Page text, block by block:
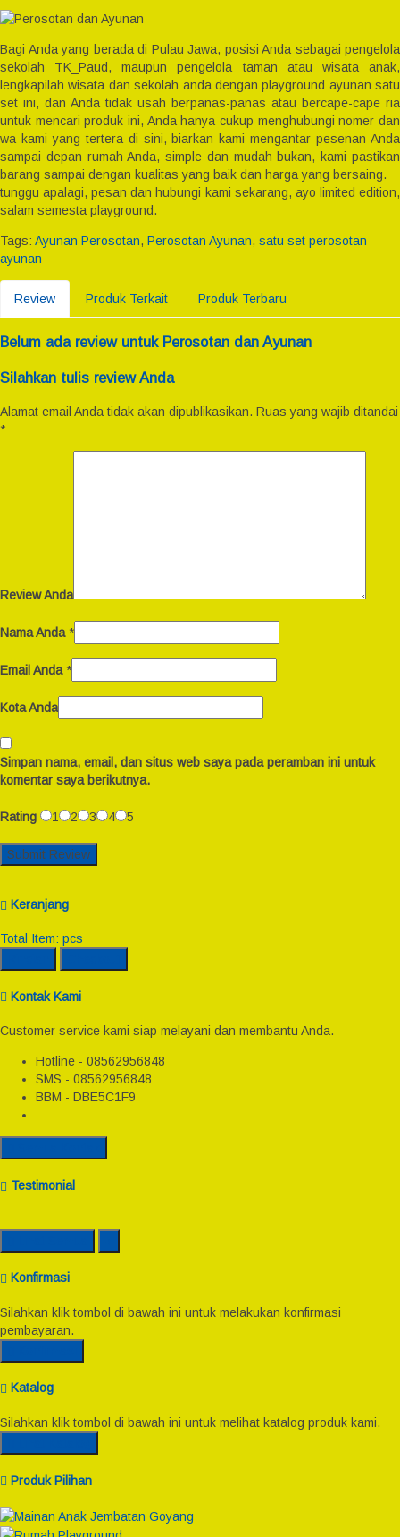
Bagi Anda yang berada di Pulau Jawa, posisi Anda sebagai pengelola
sekolah TK_Paud, maupun pengelola taman atau wisata anak,
lengkapilah wisata dan sekolah anda dengan playground ayunan satu
set ini, dan Anda tidak usah berpanas-panas atau bercape-cape ria
untuk mencari produk ini, Anda hanya cukup menghubungi nomer dan
wa kami yang tertera di sini, biarkan kami mengantar pesenan Anda
sampai depan rumah Anda, simple dan mudah bukan, kami pastikan
barang sampai dengan kualitas yang baik dan harga yang bersaing.
tunggu apalagi, pesan dan hubungi kami sekarang, ayo limited edition,
salam semesta playground.
Tags: Ayunan Perosotan, Perosotan Ayunan, satu set perosotan
ayunan
Review Produk Terkait Produk Terbaru
Belum ada review untuk Perosotan dan Ayunan
Silahkan tulis review Anda
Alamat email Anda tidak akan dipublikasikan. Ruas yang wajib ditandai
*
Review Anda
Nama Anda *
Email Anda *
Kota Anda
Simpan nama, email, dan situs web saya pada peramban ini untuk
komentar saya berikutnya.
Rating 1 2 3 4 5
Keranjang
Total Item: pcs
Kontak Kami
Customer service kami siap melayani dan membantu Anda.
Hotline - 08562956848
SMS - 08562956848
BBM - DBE5C1F9
Testimonial
Konfirmasi
Silahkan klik tombol di bawah ini untuk melakukan konfirmasi
pembayaran.
Katalog
Silahkan klik tombol di bawah ini untuk melihat katalog produk kami.
Produk Pilihan